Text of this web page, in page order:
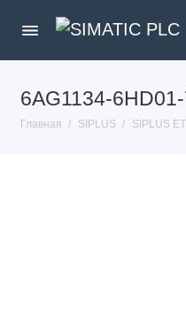
6AG1134-
Главная SIPLUS SIPLUS